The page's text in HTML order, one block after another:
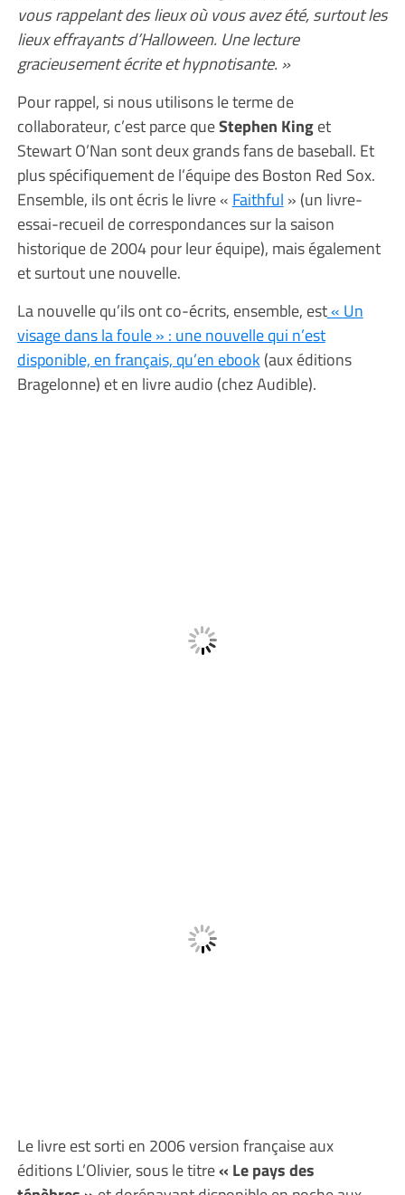
vous rappelant des lieux où vous avez été, surtout les
lieux effrayants d’Halloween. Une lecture
gracieusement écrite et hypnotisante. »
Pour rappel, si nous utilisons le terme de
collaborateur, c’est parce queStephen Kinget
Stewart O’Nan sont deux grands fans de baseball. Et
plus spécifiquement de l’équipe des Boston Red Sox.
Ensemble, ils ont écris le livre « Faithful » (un livre-
essai-recueil de correspondances sur la saison
historique de 2004 pour leur équipe), mais également
et surtout une nouvelle.
La nouvelle qu’ils ont co-écrits, ensemble, est« Un
visage dans la foule » : une nouvelle qui n’est
disponible, en français, qu’en ebook (aux éditions
Bragelonne) et en livre audio (chez Audible).
Le livre est sorti en 2006 version française aux
éditions L’Olivier, sous le titre« Le pays des